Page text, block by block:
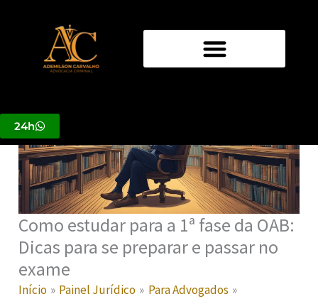
conteúdo
24h
Como estudar para a 1ª fase da OAB:
Dicas para se preparar e passar no
exame
Início Painel Jurídico
Para Advogados